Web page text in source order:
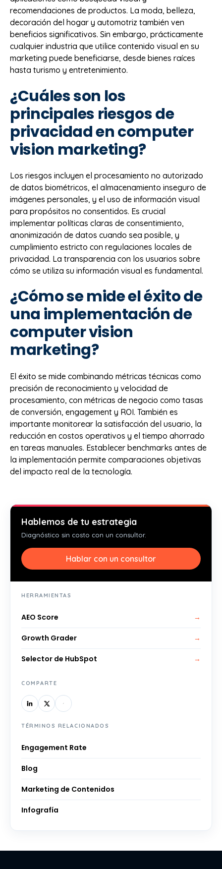
recomendaciones de productos. La moda, belleza,
decoración del hogar y automotriz también ven
beneficios significativos. Sin embargo, prácticamente
cualquier industria que utilice contenido visual en su
marketing puede beneficiarse, desde bienes raíces
hasta turismo y entretenimiento.
¿Cuáles son los
principales riesgos de
privacidad en computer
vision marketing?
Los riesgos incluyen el procesamiento no autorizado
de datos biométricos, el almacenamiento inseguro de
imágenes personales, y el uso de información visual
para propósitos no consentidos. Es crucial
implementar políticas claras de consentimiento,
anonimización de datos cuando sea posible, y
cumplimiento estricto con regulaciones locales de
privacidad. La transparencia con los usuarios sobre
cómo se utiliza su información visual es fundamental.
¿Cómo se mide el éxito de
una implementación de
computer vision
marketing?
El éxito se mide combinando métricas técnicas como
precisión de reconocimiento y velocidad de
procesamiento, con métricas de negocio como tasas
de conversión, engagement y ROI. También es
importante monitorear la satisfacción del usuario, la
reducción en costos operativos y el tiempo ahorrado
en tareas manuales. Establecer benchmarks antes de
la implementación permite comparaciones objetivas
del impacto real de la tecnología.
Hablemos de tu estrategia
Diagnóstico sin costo con un consultor.
Hablar con un consultor
HERRAMIENTAS
AEO Score →
Growth Grader →
Selector de HubSpot →
COMPARTE
TÉRMINOS RELACIONADOS
Engagement Rate
Blog
Marketing de Contenidos
Infografía